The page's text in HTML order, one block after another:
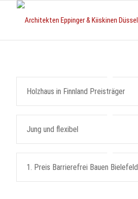
Holzhaus in Finnland Preisträger
Jung und flexibel
1. Preis Barrierefrei Bauen Bielefeld